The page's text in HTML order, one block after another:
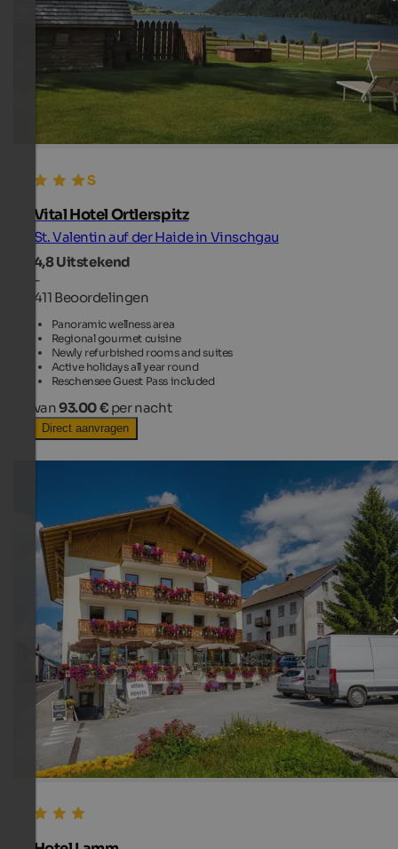
Vital Hotel Ortlerspitz
St. Valentin auf der Haide in Vinschgau
4,8Uitstekend
-
411 Beoordelingen
Panoramic wellness area
Regional gourmet cuisine
Newly refurbished rooms and suites
Active holidays all year round
Reschensee Guest Pass included
van93.00 € per nacht
Direct aanvragen